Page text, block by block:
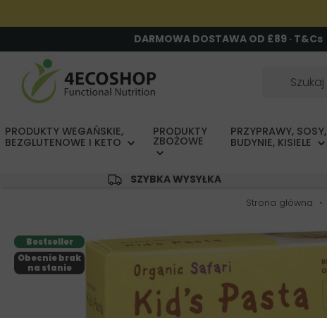
DARMOWA DOSTAWA OD £89 · T&Cs
PRODUKTY WEGAŃSKIE,
BEZGLUTENOWE I KETO
PRODUKTY
ZBOŻOWE
PRZYPRAWY, SOSY,
BUDYNIE, KISIELE
SZYBKA WYSYŁKA
Strona główna
Obecnie brak
na stanie
Bestseller